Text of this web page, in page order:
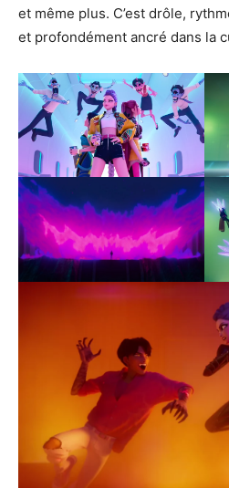
et même plus. C’est drôle,
et profondément ancré dans la